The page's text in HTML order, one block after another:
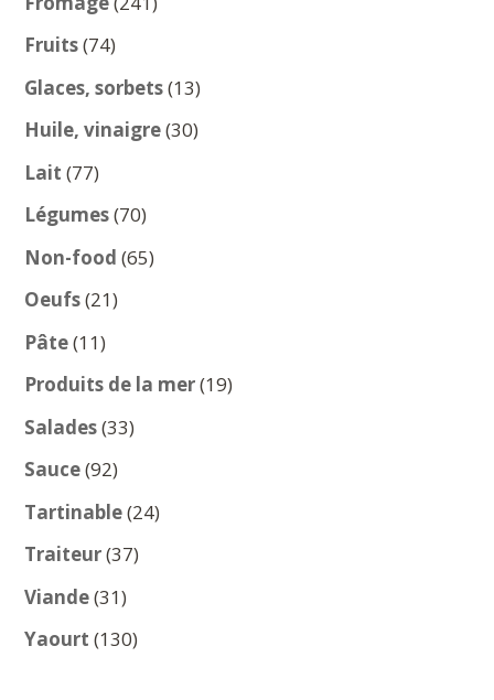
Fruits 7474
produits
Glaces, sorbets 1313
produits
Huile, vinaigre 3030
Lait 7777
produits
Légumes 7070
produits
Non-food 6565
Oeufs 2121
Pâte 1111
produits
Produits de la mer 1919
Salades 3333
Sauce 9292
produits
Tartinable 2424
Traiteur 3737
Viande 3131
produits
Yaourt 130130